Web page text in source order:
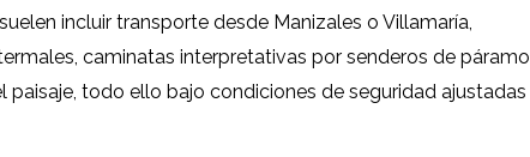
incluir transporte desde Manizales o Villamaría,
caminatas interpretativas por senderos de páramo
todo ello bajo condiciones de seguridad ajustadas